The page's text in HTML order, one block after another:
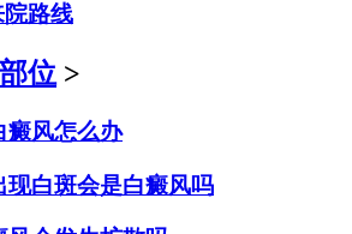
院路线
位 >
癜风怎么办
现白斑会是白癜风吗